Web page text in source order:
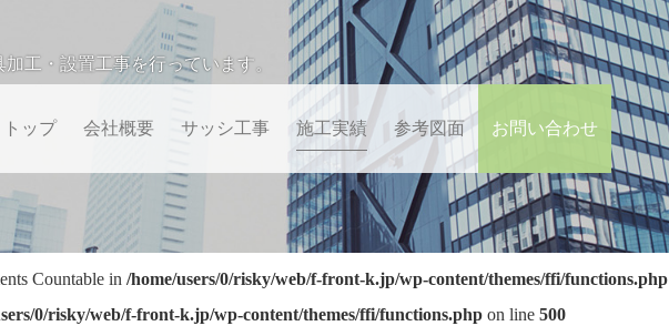
工・設置工事を行っています。
トップ 会社概要 サッシ工事 施工実績 参考図面 お問い合わせ
Countable in /home/users/0/risky/web/f-front-k.jp/wp-content/themes/ffi/functions.php
0/risky/web/f-front-k.jp/wp-content/themes/ffi/functions.php on line 500